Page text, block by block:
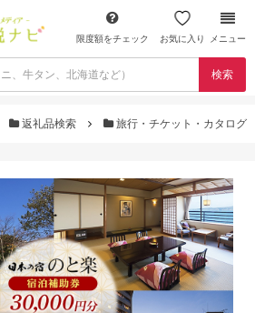
限度額をチェック お気に入り メニュー
検索
返礼品検索 旅行・チケット・カタログ